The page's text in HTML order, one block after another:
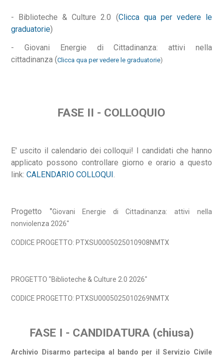
- Biblioteche & Culture 2.0 (Clicca qua per vedere le
graduatorie)
- Giovani Energie di Cittadinanza: attivi nella
cittadinanza (Clicca qua per vedere le graduatorie)
FASE II - COLLOQUIO
E' uscito il calendario dei colloqui! I candidati che hanno
applicato possono controllare giorno e orario a questo
link:CALENDARIO COLLOQUI
Progetto "Giovani Energie di Cittadinanza: attivi nella
nonviolenza 2026"
CODICE PROGETTO: PTXSU0005025010908NMTX
PROGETTO "Biblioteche & Culture 2.0 2026"
CODICE PROGETTO: PTXSU0005025010269NMTX
FASE I - CANDIDATURA (chiusa)
Archivio Disarmo partecipa al bando per il Servizio Civile